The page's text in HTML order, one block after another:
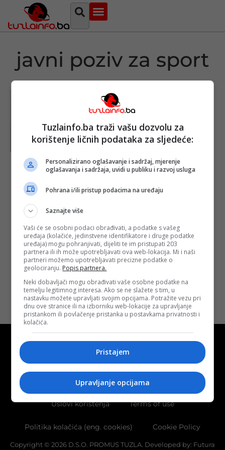
javni poziv za sport
Tuzlanski
kanton:
Objavljen Javni
poziv za
sufinansiranje
projekata
sportskih
organizacija
Objavljeno:28.
05. 2021.
Opširnije
O nama Marketing
Uslovi korištenja Terms of use
Politika kolačića (eng. cookies) Cookie Policy
Copyright © 2026 D.S.O. PROMUS TUZLA. Developed by: Futura
Tuzlainfo.ba traži vašu dozvolu za
korištenje ličnih podataka za sljedeće:
Personalizirano oglašavanje i sadržaj, mjerenje
oglašavanja i sadržaja, uvidi u publiku i razvoj usluga
Pohrana i/ili pristup podacima na uređaju
Saznajte više
Vaši će se osobni podaci obrađivati, a podatke s vašeg
uređaja (kolačiće, jedinstvene identifikatore i druge podatke
uređaja) mogu pohranjivati, dijeliti te im pristupati 203
partnera ili ih može upotrebljavati ova web-lokacija. Mi i naši
partneri možemo upotrebljavati precizne podatke o
geolociranju. Popis partnera.
Neki dobavljači mogu obrađivati vaše osobne podatke na
temelju legitimnog interesa. Ako se ne slažete s tim, u
nastavku možete upravljati svojim opcijama. Potražite vezu pri
dnu ove stranice ili na izborniku web-lokacije za upravljanje
pristankom ili povlačenje pristanka u postavkama privatnosti i
kolačića.
Pristajem
Upravljanje opcijama